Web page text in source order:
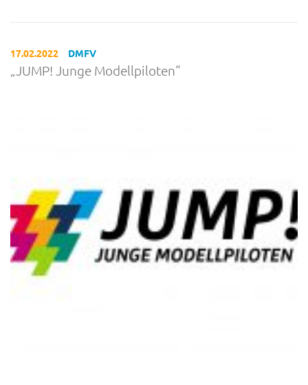
17.02.2022 DMFV
„JUMP! Junge Modellpiloten“